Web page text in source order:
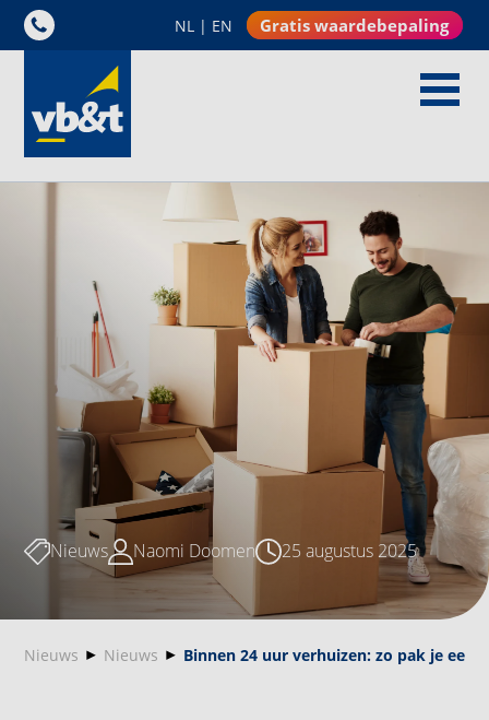
NL | EN Gratis waardebepaling
Nieuws Naomi Doomen 25 augustus 2025
Nieuws Nieuws Binnen 24 uur verhuizen: zo pak je een